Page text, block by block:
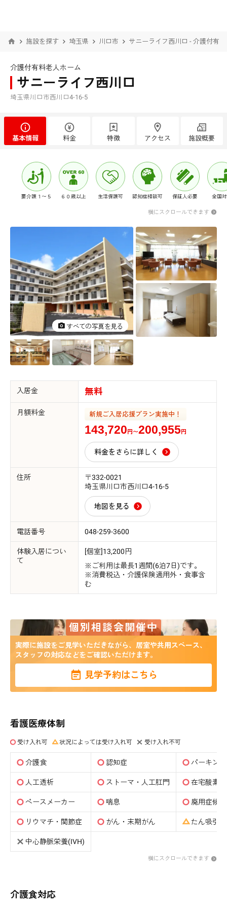
施設を探す 埼玉県 川口市 サニーライフ西川口 - 介護付有
介護付有料老人ホーム
サニーライフ西川口
埼玉県川口市西川口4-16-5
基本情報 料金 特徴 アクセス 施設概要
要介護１〜５ ６０歳以上 生活保護可 認知症相談可 保証人必要 全国
横にスクロールできます
すべての写真を見る
すべての写真を見る
入居金 無料
月額料金 新規ご入居応援プラン実施中！
143,720 円〜200,955円
料金をさらに詳しく
住所
〒332-0021
埼玉県川口市西川口4-16-5
地図を見る
電話番号 048-259-3600
体験入居につい
て
[個室]13,200円
※ご利用は最長1週間(6泊7日)です。
※消費税込・介護保険適用外・食事含
む
個別相談会開催中
実際に施設をご見学いただきながら、居室や共用スペース、
スタッフの対応などをご確認いただけます。
見学予約はこちら
看護医療体制
受け入れ可 状況によっては受け入れ可 受け入れ不可
介護食 認知症 パーキン
人工透析 ストーマ・人工肛門 在宅酸素
ペースメーカー 喘息 廃用症候群
リウマチ・関節症 がん・末期がん たん吸引(
中心静脈栄養(IVH)
横にスクロールできます
介護食対応